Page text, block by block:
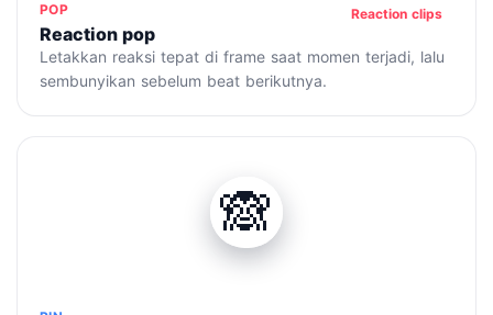
POP
Reaction pop
Reaction clips
Letakkan reaksi tepat di frame saat momen terjadi, lalu
sembunyikan sebelum beat berikutnya.
🙈